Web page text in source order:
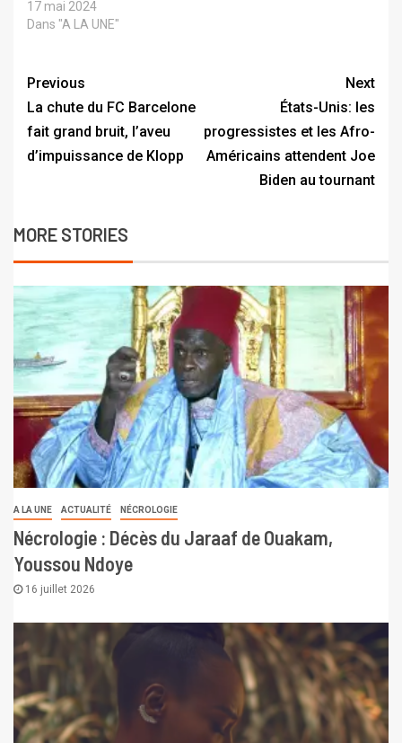
17 mai 2024
Dans "A LA UNE"
Previous
La chute du FC Barcelone
fait grand bruit, l’aveu
d’impuissance de Klopp
Next
États-Unis: les
progressistes et les Afro-
Américains attendent Joe
Biden au tournant
MORE STORIES
A LA UNE ACTUALITÉ NÉCROLOGIE
Nécrologie : Décès du Jaraaf de Ouakam,
Youssou Ndoye
16 juillet 2026